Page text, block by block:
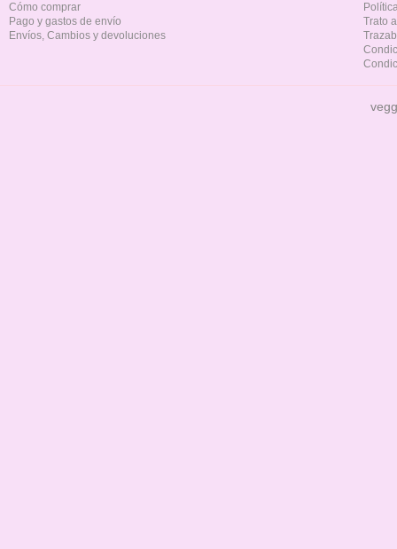
Cómo comprar
Pago y gastos de envío
Envíos, Cambios y devoluciones
Trato